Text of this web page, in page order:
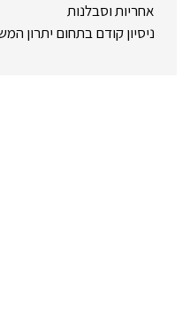
אחריות וסבלנות
ניסיון קודם בתחום יתרון